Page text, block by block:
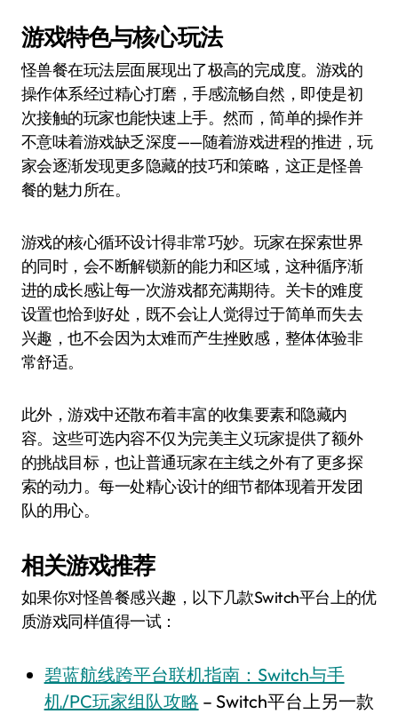
游戏特色与核心玩法
怪兽餐在玩法层面展现出了极高的完成度。游戏的
操作体系经过精心打磨，手感流畅自然，即使是初
次接触的玩家也能快速上手。然而，简单的操作并
不意味着游戏缺乏深度——随着游戏进程的推进，玩
家会逐渐发现更多隐藏的技巧和策略，这正是怪兽
餐的魅力所在。
游戏的核心循环设计得非常巧妙。玩家在探索世界
的同时，会不断解锁新的能力和区域，这种循序渐
进的成长感让每一次游戏都充满期待。关卡的难度
设置也恰到好处，既不会让人觉得过于简单而失去
兴趣，也不会因为太难而产生挫败感，整体体验非
常舒适。
此外，游戏中还散布着丰富的收集要素和隐藏内
容。这些可选内容不仅为完美主义玩家提供了额外
的挑战目标，也让普通玩家在主线之外有了更多探
索的动力。每一处精心设计的细节都体现着开发团
队的用心。
相关游戏推荐
如果你对怪兽餐感兴趣，以下几款Switch平台上的优
质游戏同样值得一试：
碧蓝航线跨平台联机指南：Switch与手
机/PC玩家组队攻略 – Switch平台上另一款